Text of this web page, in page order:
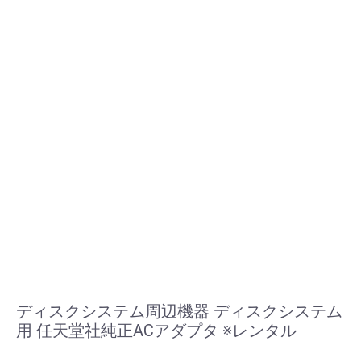
ディスクシステム周辺機器 ディスクシステム
用 任天堂社純正ACアダプタ ※レンタル